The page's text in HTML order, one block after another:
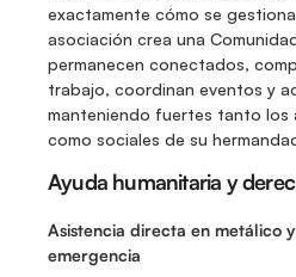
exactamente cómo se
asociación crea una
permanecen conectados,
trabajo, coordinan eventos y
manteniendo fuertes tanto los
como sociales de su
Ayuda humanitaria y
Asistencia directa en metálico
emergencia